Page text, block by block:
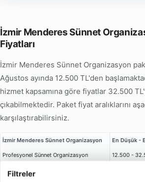
Filtreler
İzmir Menderes Sünnet
Fiyatları
İzmir Menderes Sünnet Organizasyon
Ağustos ayında 12.500 TL'den
hizmet kapsamına göre fiyatlar 32.500
çıkabilmektedir. Paket fiyat aralıklarını
karşılaştırabilirsiniz.
İzmir Menderes Sünnet Organizasyon En Düşük -
Profesyonel Sünnet Organizasyon 12.500 -